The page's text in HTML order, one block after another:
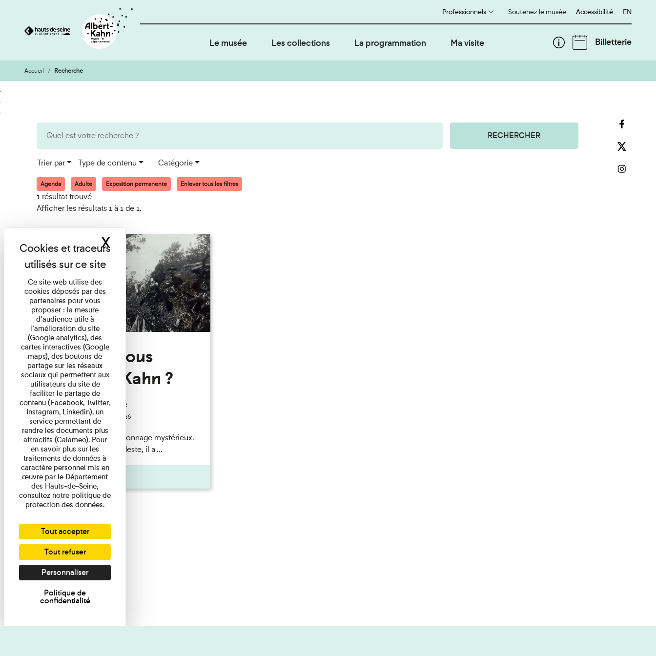
Aller
au
contenu
Aller
à
la
Soutenez le musée
Professionnels Accessibilité English
EN
Le musée Les collections La programmation Ma visite Billetterie
Accueil Recherche
RECHERCHER
Trier par Type de contenu Catégorie
Agenda Adulte Exposition permanente Enlever tous les filtres
1 résultat trouvé
Afficher les résultats 1 à 1 de 1.
Qui êtes-vous
Monsieur Kahn ?
Exposition permanente
Du 15/08/2026 au 15/08/2026
Albert Kahn est un personnage mystérieux.
Banquier d'origine modeste, il a ...
Agenda
Ce site web utilise des
cookies déposés par des
partenaires pour vous
proposer : la mesure
d’audience utile à
l’amélioration du site
(Google analytics), des
cartes interactives (Google
maps), des boutons de
partage sur les réseaux
sociaux qui permettent aux
utilisateurs du site de
faciliter le partage de
contenu (Facebook, Twitter,
Instagram, Linkedin), un
service permettant de
rendre les documents plus
attractifs (Calameo). Pour
en savoir plus sur les
traitements de données à
caractère personnel mis en
œuvre par le Département
des Hauts-de-Seine,
consultez notre politique de
protection des données.
Tout accepter
Tout refuser
Personnaliser
Politique de
confidentialité
XMasquer le bandeau des cookies